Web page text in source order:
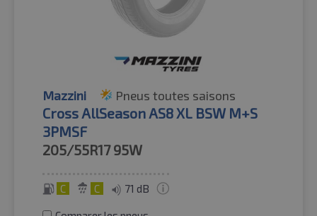
Mazzini Pneus toutes saisons
Cross AllSeason AS8 XL BSW M+S
3PMSF
205/55R17 95W
C C 71 dB